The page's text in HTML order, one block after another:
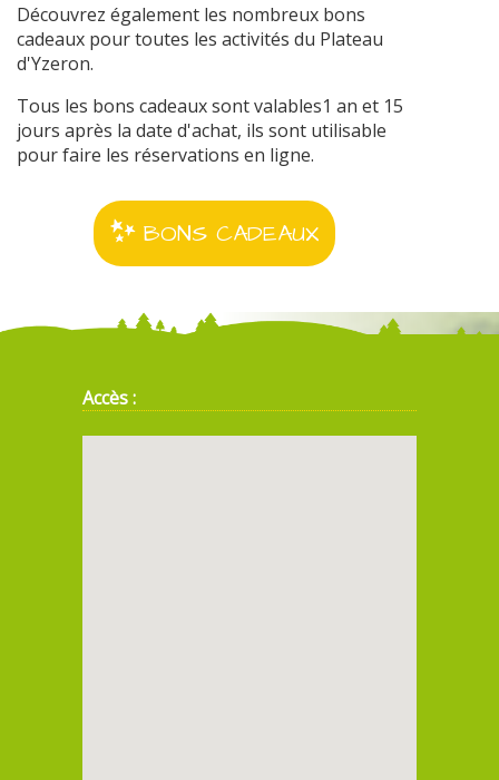
Découvrez également les nombreux bons
cadeaux pour toutes les activités du Plateau
d'Yzeron.
Tous les bons cadeaux sont valables1 an et 15
jours après la date d'achat, ils sont utilisable
pour faire les réservations en ligne.
BONS CADEAUX
Accès :